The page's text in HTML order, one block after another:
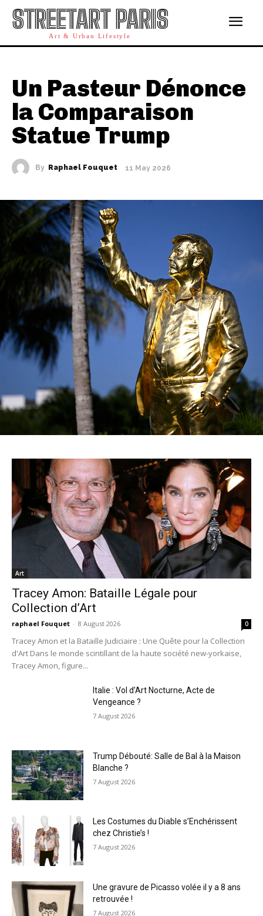
STREETART PARIS
Art & Urban Lifestyle
Un Pasteur Dénonce
la Comparaison
Statue Trump
By Raphael Fouquet 11 May 2026
Art
Tracey Amon: Bataille Légale pour
Collection d’Art
raphael Fouquet - 8 August 2026 0
Tracey Amon et la Bataille Judiciaire : Une Quête pour la Collection
d'Art Dans le monde scintillant de la haute société new-yorkaise,
Tracey Amon, figure...
Italie : Vol d’Art Nocturne, Acte de
Vengeance ?
7 August 2026
Trump Débouté: Salle de Bal à la Maison
Blanche ?
7 August 2026
Les Costumes du Diable s’Enchérissent
chez Christie’s !
7 August 2026
Une gravure de Picasso volée il y a 8 ans
retrouvée !
7 August 2026